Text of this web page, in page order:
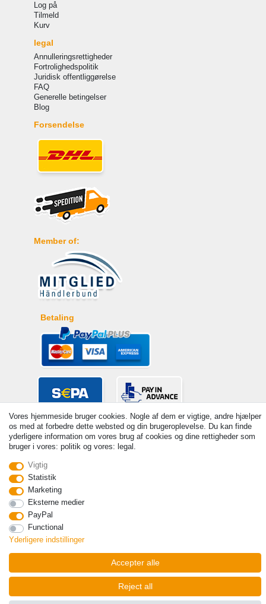
Log på
Tilmeld
Kurv
legal
Annulleringsrettigheder
Fortrolighedspolitik
Juridisk offentliggørelse
FAQ
Generelle betingelser
Blog
Forsendelse
Member of:
Betaling
© Copyright 2026 | Alle rettigheder forbeholdes. - Prices incl. VAT. 19%
VAT Basic prices see article detail | * Applies to deliveries to the UK!
Withdraw from contract here
Vores hjemmeside bruger cookies. Nogle af dem er vigtige, andre hjælper
os med at forbedre dette websted og din brugeroplevelse. Du kan finde
yderligere information om vores brug af cookies og dine rettigheder som
bruger i vores: politik og vores: legal.
Vigtig
Statistik
Marketing
Eksterne medier
PayPal
Functional
Yderligere indstillinger
Accepter alle
Reject all